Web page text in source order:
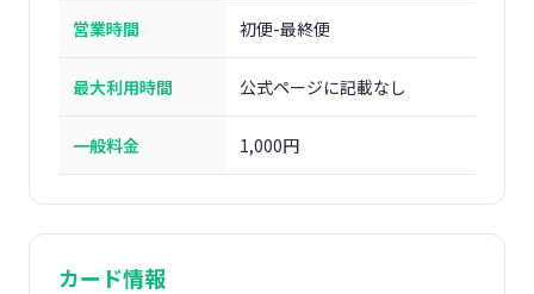
営業時間 初便-最終便
最大利用時間 公式ページに記載なし
一般料金 1,000円
カード情報